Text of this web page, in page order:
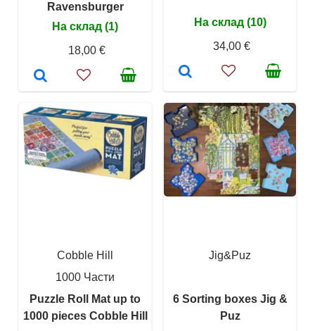
Ravensburger
На склад (1)
18,00 €
На склад (10)
34,00 €
Cobble Hill
1000 Части
Puzzle Roll Mat up to
1000 pieces Cobble Hill
Jig&Puz
6 Sorting boxes Jig &
Puz